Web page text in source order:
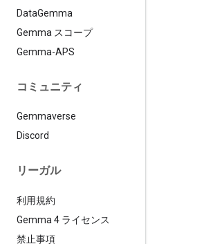
DataGemma
Gemma スコープ
Gemma-APS
コミュニティ
Gemmaverse
Discord
リーガル
利用規約
Gemma 4 ライセンス
禁止事項